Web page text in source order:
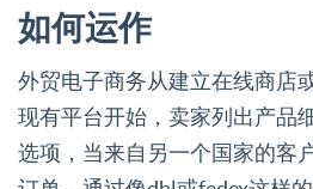
如何运作
外贸电子商务从建立在线商店
现有平台开始，卖家列出产品
选项，当来自另一个国家的客